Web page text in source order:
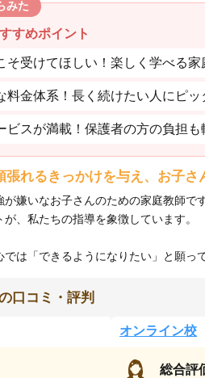
みた
すめポイント
そ受けてほしい！楽しく学べる家
料金体系！長く続けたい人にピッ
ビスが満載！保護者の方の負担も
張れるきっかけを与え、お子さ
嫌いなお子さんのための家庭教師
、私たちの指導を象徴しています。
は「できるようになりたい」と願っ
口コミ・評判
オンライン校
総合評